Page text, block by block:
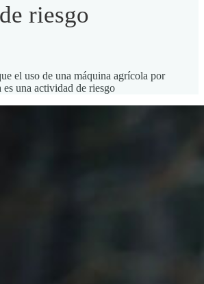
riesgo
el uso de una máquina agrícola por
es una actividad de riesgo